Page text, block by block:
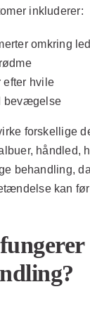
inkluderer:
omkring
hvile
bevægelse
forskellige
håndled,
behandling,
kan